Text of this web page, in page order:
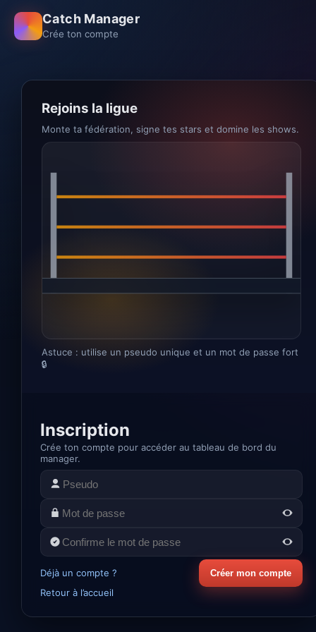
Catch Manager
Crée ton compte
Rejoins la ligue
Monte ta fédération, signe tes stars et domine les shows.
Astuce : utilise un pseudo unique et un mot de passe fort
🔒
Inscription
Crée ton compte pour accéder au tableau de bord du
manager.
Déjà un compte ? Créer mon compte
Retour à l’accueil